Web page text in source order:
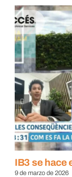
IB3 se hace
9 de marzo de 2026